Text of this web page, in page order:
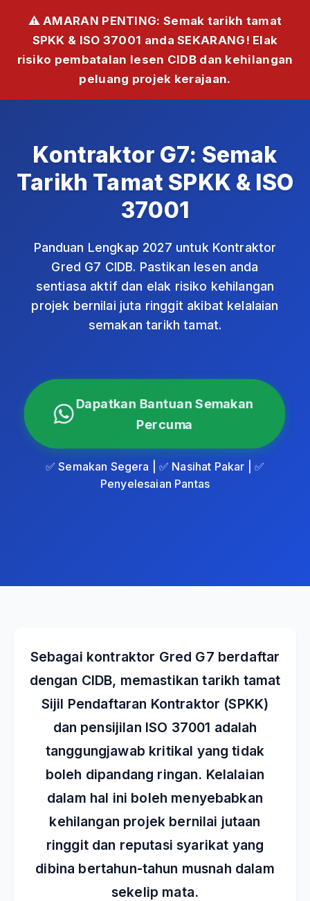
⚠️ AMARAN PENTING: Semak tarikh tamat
SPKK & ISO 37001 anda SEKARANG! Elak
risiko pembatalan lesen CIDB dan kehilangan
peluang projek kerajaan.
Kontraktor G7: Semak
Tarikh Tamat SPKK & ISO
37001
Panduan Lengkap 2027 untuk Kontraktor
Gred G7 CIDB. Pastikan lesen anda
sentiasa aktif dan elak risiko kehilangan
projek bernilai juta ringgit akibat kelalaian
semakan tarikh tamat.
Dapatkan Bantuan Semakan
Percuma
✅ Semakan Segera | ✅ Nasihat Pakar | ✅
Penyelesaian Pantas
Sebagai kontraktor Gred G7 berdaftar
dengan CIDB, memastikan tarikh tamat
Sijil Pendaftaran Kontraktor (SPKK)
dan pensijilan ISO 37001 adalah
tanggungjawab kritikal yang tidak
boleh dipandang ringan. Kelalaian
dalam hal ini boleh menyebabkan
kehilangan projek bernilai jutaan
ringgit dan reputasi syarikat yang
dibina bertahun-tahun musnah dalam
sekelip mata.